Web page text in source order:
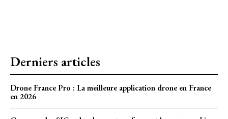
Derniers articles
Drone France Pro : La meilleure application drone en France
en 2026